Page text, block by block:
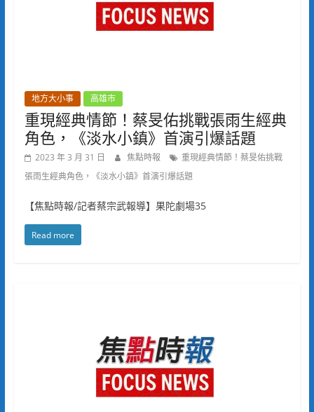
地方大小事 高雄市
重現經典情節！蔡旻佑挑戰張雨生經典
角色，《淡水小鎮》首演引爆話題
2023 年 3 月 31 日 焦點時報
重現經典情節！蔡旻佑挑戰
張雨生經典角色，《淡水小鎮》首演引爆話題
【焦點時報/記者蔡宗武報導】果陀劇場35
Read more